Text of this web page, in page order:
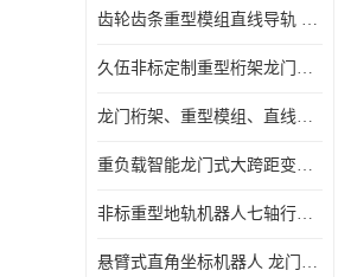
齿轮齿条重型模组直线导轨 xyz多轴龙门桁架
久伍非标定制重型桁架龙门桁架工业机器人
龙门桁架、重型模组、直线滑台、线性模组定制新款
重负载智能龙门式大跨距变位行走协作机器人移动底座桁架机械手臂
非标重型地轨机器人七轴行走轴直线滑台焊接机器人天轨厂家
悬臂式直角坐标机器人 龙门式码垛机器人